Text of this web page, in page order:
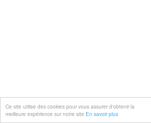
Ce site utilise des cookies pour vous assurer d'obtenir la
meilleure expérience sur notre site En savoir plus